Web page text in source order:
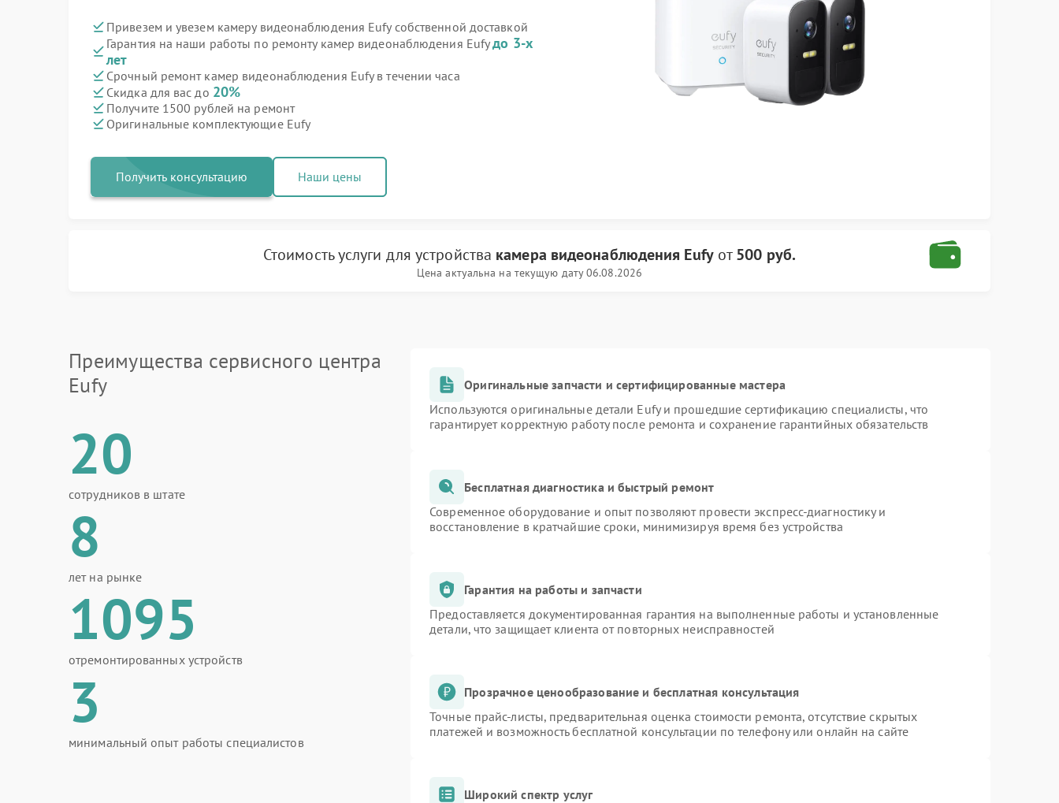
Привезем и увезем камеру видеонаблюдения Eufy собственной доставкой
Гарантия на наши работы по ремонту камер видеонаблюдения Eufyдо 3-х
лет
Срочный ремонт камер видеонаблюдения Eufy в течении часа
Скидка для вас до 20%
Получите 1500 рублей на ремонт
Оригинальные комплектующие Eufy
Получить консультацию Наши цены
Стоимость услуги для устройства камера видеонаблюдения Eufyот500 руб.
Цена актуальна на текущую дату 06.08.2026
Преимущества сервисного центра
Eufy
20
сотрудников в штате
8
лет на рынке
1095
отремонтированных устройств
3
минимальный опыт работы специалистов
Оригинальные запчасти и сертифицированные мастера
Используются оригинальные детали Eufy и прошедшие сертификацию специалисты, что
гарантирует корректную работу после ремонта и сохранение гарантийных обязательств
Бесплатная диагностика и быстрый ремонт
Современное оборудование и опыт позволяют провести экспресс-диагностику и
восстановление в кратчайшие сроки, минимизируя время без устройства
Гарантия на работы и запчасти
Предоставляется документированная гарантия на выполненные работы и установленные
детали, что защищает клиента от повторных неисправностей
Прозрачное ценообразование и бесплатная консультация
Точные прайс-листы, предварительная оценка стоимости ремонта, отсутствие скрытых
платежей и возможность бесплатной консультации по телефону или онлайн на сайте
Широкий спектр услуг